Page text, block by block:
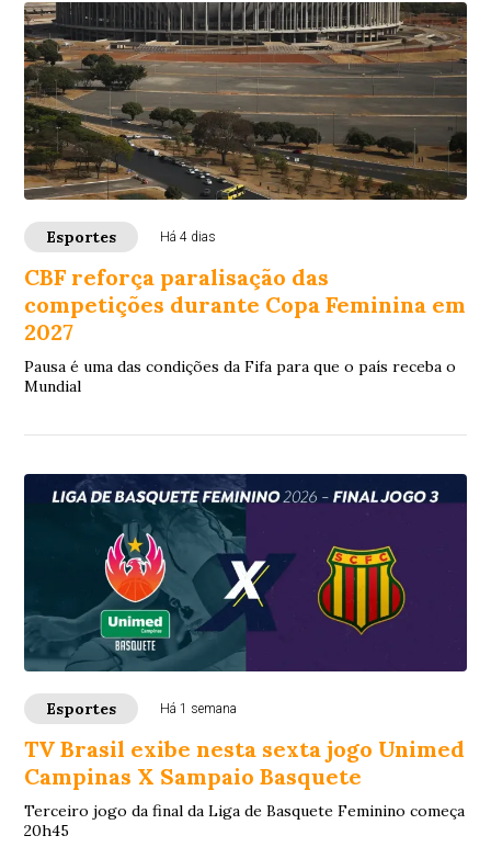
Esportes Há 4 dias
CBF reforça paralisação das
competições durante Copa Feminina em
2027
Pausa é uma das condições da Fifa para que o país receba o
Mundial
Esportes Há 1 semana
TV Brasil exibe nesta sexta jogo Unimed
Campinas X Sampaio Basquete
Terceiro jogo da final da Liga de Basquete Feminino começa
20h45